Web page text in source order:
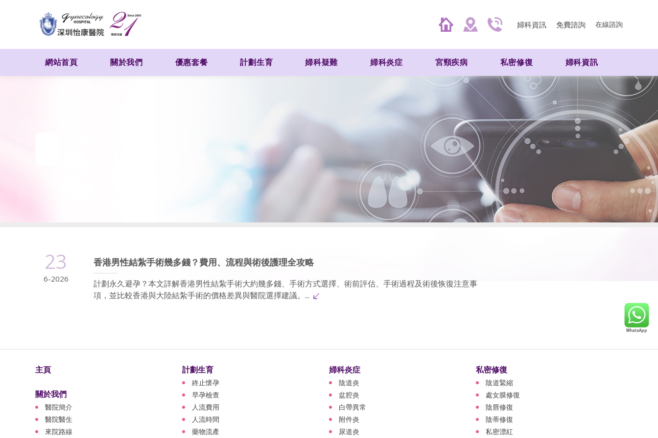
婦科資訊 免費諮詢 在線諮詢
網站首頁 關於我們 優惠套餐 計劃生育 婦科疑難 婦科炎症 宮頸疾病 私密修復 婦科資訊
23
6-2026
香港男性結紮手術幾多錢？費用、流程與術後護理全攻略
計劃永久避孕？本文詳解香港男性結紮手術大約幾多錢、手術方式選擇、術前評估、手術過程及術後恢復注意事
項，並比較香港與大陸結紮手術的價格差異與醫院選擇建議。...
主頁
關於我們
醫院簡介
醫院醫生
來院路線
計劃生育
終止懷孕
早孕檢查
人流費用
人流時間
藥物流產
婦科炎症
陰道炎
盆腔炎
白帶異常
附件炎
尿道炎
私密修復
陰道緊縮
處女膜修復
陰唇修復
陰蒂修復
私密漂紅